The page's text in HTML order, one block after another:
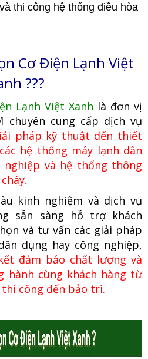
thi công hệ thống điều hòa
Cơ Điện Lạnh Việt
???
Lạnh Việt Xanh là đơn vị
chuyên cung cấp dịch vụ
pháp kỹ thuật đến thiết
hệ thống máy lạnh dân
nghiệp và hệ thống thông
kinh nghiệm và dịch vụ
sẵn sàng hỗ trợ khách
và tư vấn các giải pháp
dụng hay công nghiệp,
đảm bảo chất lượng và
hành cùng khách hàng từ
công đến bảo trì.